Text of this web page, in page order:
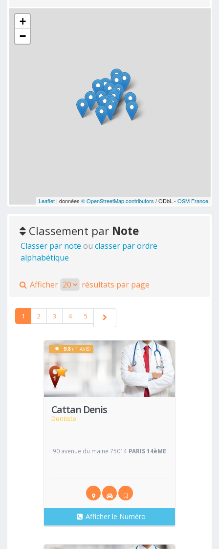
+
−
Leaflet| données © OpenStreetMap contributors / ODbL - OSM France
Classement par Note
Classer par note ou classer par ordre
alphabétique
Afficher résultats par page
1 2 3 4 5
Cattan Denis
Dentiste
Voir
9.8 ( 1 AVIS)
90 avenue du maine 75014 PARIS 14èME
Afficher le Numéro